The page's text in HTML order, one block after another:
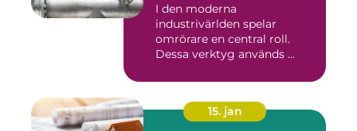
I den moderna
industrivärlden spelar
omrörare en central roll.
Dessa verktyg används ...
15. jan